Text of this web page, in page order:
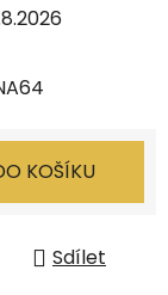
KOŠÍKU
Sdílet